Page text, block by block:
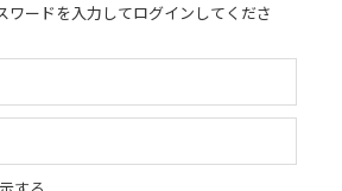
ワードを入力してログインしてくださ